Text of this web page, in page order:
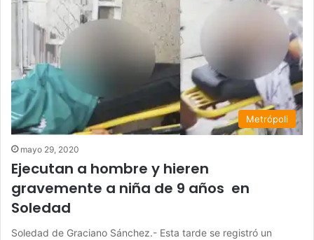
Metrópoli
mayo 29, 2020
Ejecutan a hombre y hieren
gravemente a niña de 9 años en
Soledad
Soledad de Graciano Sánchez.- Esta tarde se registró un